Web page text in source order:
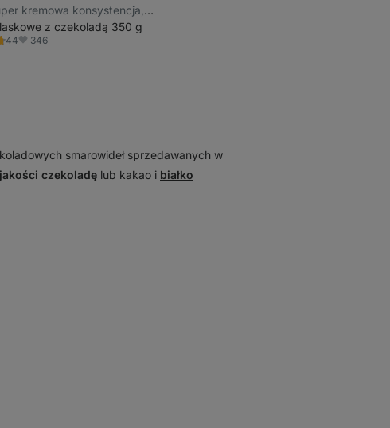
kremowa konsystencja,
orzechów, bez
z czekoladą 350 g
44 Ulubione
346
smarowideł sprzedawanych w
czekoladę lub kakao i białko